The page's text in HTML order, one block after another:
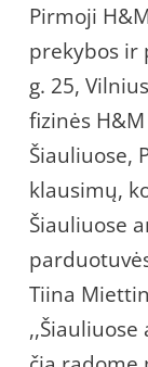
Pirmoji
prekybos ir
g. 25,
fizinės
Šiauliuose,
klausimų,
Šiauliuose
Tiina